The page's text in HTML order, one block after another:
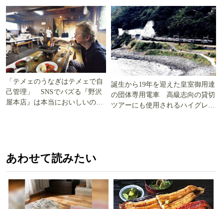
「テメェのうなぎはテメェで自
己管理」 SNSでバズる『野沢
屋本店』は本当においしいの
誕生から19年を迎えた皇室御用達
の団体専用電車 高級志向の貸切
ツアーにも使用されるハイグレー
あわせて読みたい